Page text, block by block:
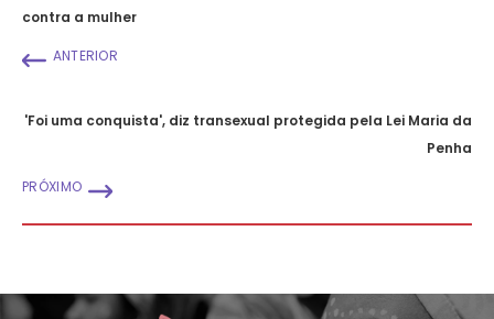
contra a mulher
ANTERIOR
'Foi uma conquista', diz transexual protegida pela Lei Maria da
Penha
PRÓXIMO